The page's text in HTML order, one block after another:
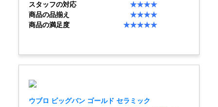
銀座中央通り店 銀座本店
GINZA RASIN公式ブログ
スタッフの対応
★★★★
商品の品揃え
★★★★
商品の満足度
★★★★★
ウブロ ビッグバン ゴールド セラミック